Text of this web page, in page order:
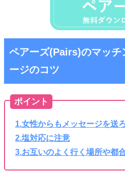
ペアーズ(Pairs)のマッチ
ージのコツ
ポイント
1.女性からもメッセージを送
2.塩対応に注意
3.お互いのよく行く場所や都